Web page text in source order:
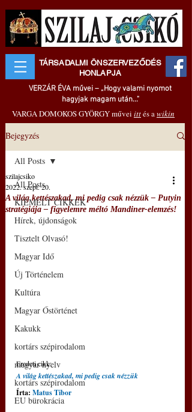
TÁRSADALMI ÖNSZERVEZŐDÉS
HONLAPJA
VERZÁR ÉVA művei – „Hogy valami nyomot
hagyjak magam után..."
VARGA DOMOKOS GYÖRGY művei ittés awikin
Bejegyzés
All Posts
KIEMELT CIKKEK
Hírek, újdonságok
Tisztelt Olvasó!
Magyar Idő
Új Történelem
Kultúra
Magyar Őstörténet
Kakukk
kortárs szépirodalom
magyar nyelv
kortárs szépirodalom
EU bürokrácia
All Posts
A világ kettészakad, mi pedig csak nézzük – Putyin
stratégiája – figyelemre méltó Mandiner-elemzés!
szilajcsiko
2022. szept. 20.
Eredeti cikk:
A világ kettészakad, mi pedig csak nézzük
Írta: Matus Tibor